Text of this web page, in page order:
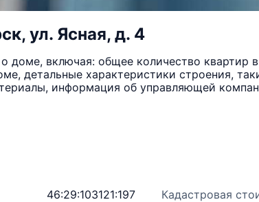
ул. Ясная, д. 4
включая: общее количество квартир
детальные характеристики строения,
информация об управляющей
46:29:103121:197 Кадастровая